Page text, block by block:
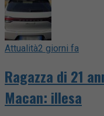
Attualità2 giorni fa
Ragazza di 21
Macan: illesa